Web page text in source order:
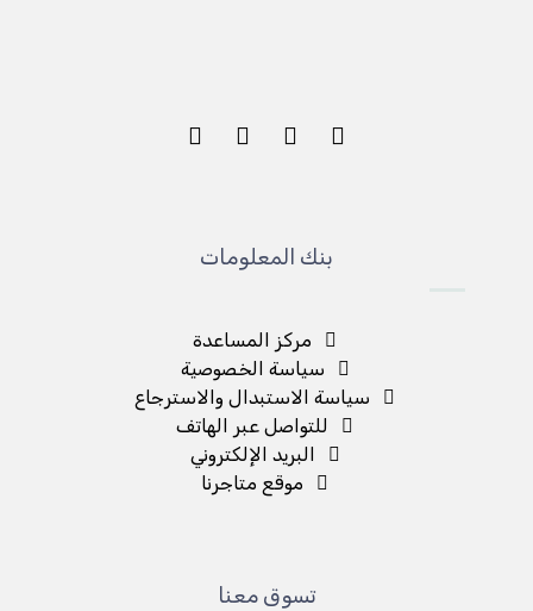
بنك المعلومات
مركز المساعدة
سياسة الخصوصية
سياسة الاستبدال والاسترجاع
للتواصل عبر الهاتف
البريد الإلكتروني
موقع متاجرنا
تسوق معنا